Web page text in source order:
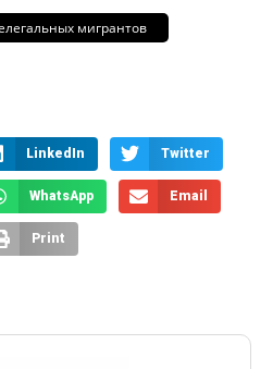
мигрантов
LinkedIn Twitter
WhatsApp Email
Print